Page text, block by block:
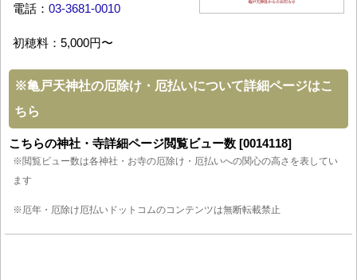
電話： 03-3681-0010
初穂料：5,000円〜
※亀戸天神社の厄除け・厄払いについて詳細ページはこ
ちら
こちらの神社・寺詳細ページ閲覧ビュー数 [0014118]
※閲覧ビュー数は各神社・お寺の厄除け・厄払いへの関心の高さを表してい
ます
※厄年・厄除け厄払いドットコムのコンテンツは無断転載禁止